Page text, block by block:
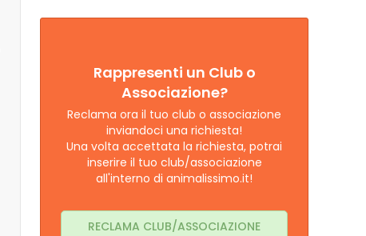
Rappresenti un Club o
Associazione?
Reclama ora il tuo club o associazione
inviandoci una richiesta!
Una volta accettata la richiesta, potrai
inserire il tuo club/associazione
all'interno di animalissimo.it!
RECLAMA CLUB/ASSOCIAZIONE